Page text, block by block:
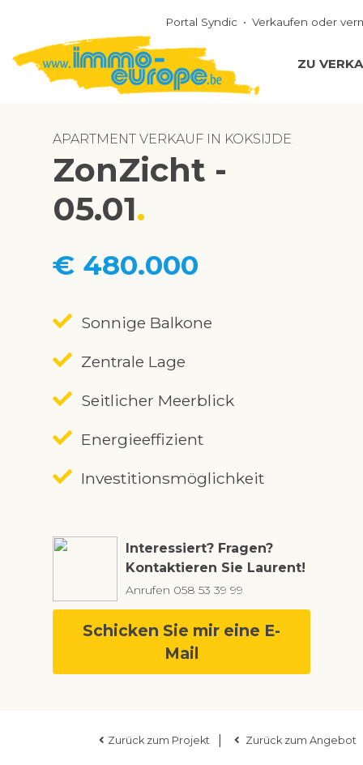
Portal Syndic Verkaufen oder
ZU
APARTMENT VERKAUF IN KOKSIJDE
ZonZicht -
05.01
€ 480.000
Sonnige Balkone
Zentrale Lage
Seitlicher Meerblick
Energieeffizient
Investitionsmöglichkeit
Interessiert? Fragen?
Kontaktieren Sie Laurent!
Anrufen 058 53 39 99
Schicken Sie mir eine E-
Mail
Zurück zum Projekt Zurück zum Angebot